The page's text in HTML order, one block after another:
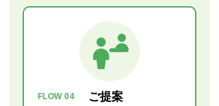
FLOW 04 ご提案